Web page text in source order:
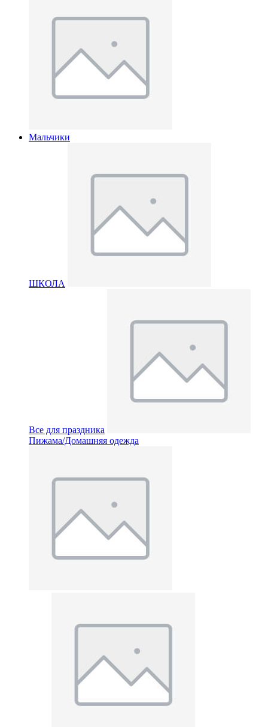
Мальчики
ШКОЛА
Все для праздника
Пижама/Домашняя одежда